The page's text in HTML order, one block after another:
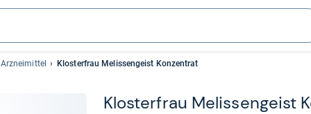
Klosterfrau Melissengeist Konzentrat
Klos­ter­frau Melis­sen­geist